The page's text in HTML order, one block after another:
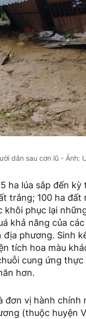
dân sau cơn lũ - Ảnh:
ha lúa sắp đến
trắng; 100 ha đất
khôi phục lại
khả năng của
địa phương. Sinh
tích hoa màu
cung ứng
hơn.
đơn vị hành
(thuộc huyện